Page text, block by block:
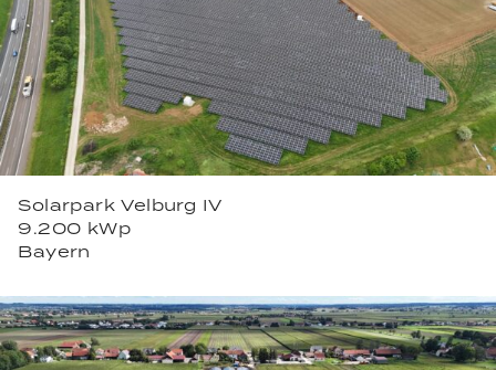
Solarpark Velburg IV
9.200 kWp
Bayern